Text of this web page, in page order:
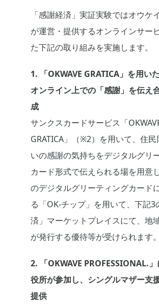
「感謝経済」実証実験ではオウケ
が運営・提供するオンラインサー
た下記の取り組みを実施します。
1. 「OKWAVE GRATICA」を用い
オンライン上での「感謝」を伝え
成
サンクスカードサービス「
GRATICA」（※2）を用いて、住
いの感謝の気持ちをデジタルグリ
カード形式で伝えられる場を用意
のデジタルグリーティングカード
る「OK-チップ」を用いて、下記3
済」マーケットプレイスにて、地
が発行する優待等が受けられます。
2. 「OKWAVE PROFESSIONAL.
役所が参加し、シングルマザー支
提供